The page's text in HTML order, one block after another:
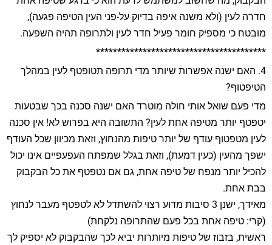
חדרה לעין (ולא משנה איפה בדיוק על-פני העין הטיפה פגעה),
מובטח כי מספיק חומר פעיל חדר לעין ולתרופה תהיה השפעה.
****************************************
4. האם ישנה אפשרות שיותר מדי תרופה תטופטף לעין במהלך
הטיפטוף?
מדי פעם שואל אותי חולה מוטרד האם ישנה סכנה בכך שבטעות
יטפטף יותר מטיפה אחת לעין? התשובה היא בפרוש לא! אין סכנה
לעין מטפטוף עודף של יותר טיפות מהנחוץ, וזאת מכיוון שכל העודף
ישפך מהעין (כעין דמעת), וזאת בגלל שמפתח העפעפיים אינו יכול
להכיל יותר מנפח של טיפה אחת, גם אם נטפטף את כל הבקבוק
בבת אחת.
מאידך, ישנן 3 סיבות מדוע רצוי להשתדל לא לטפטף מעבר לנחוץ
(קרי: טיפה אחת בכל פעם שהתרופה נלקחת)
ראשית, בזבוז של טיפות מיותרות יביא לכך שהבקבוק לא יספיק לך